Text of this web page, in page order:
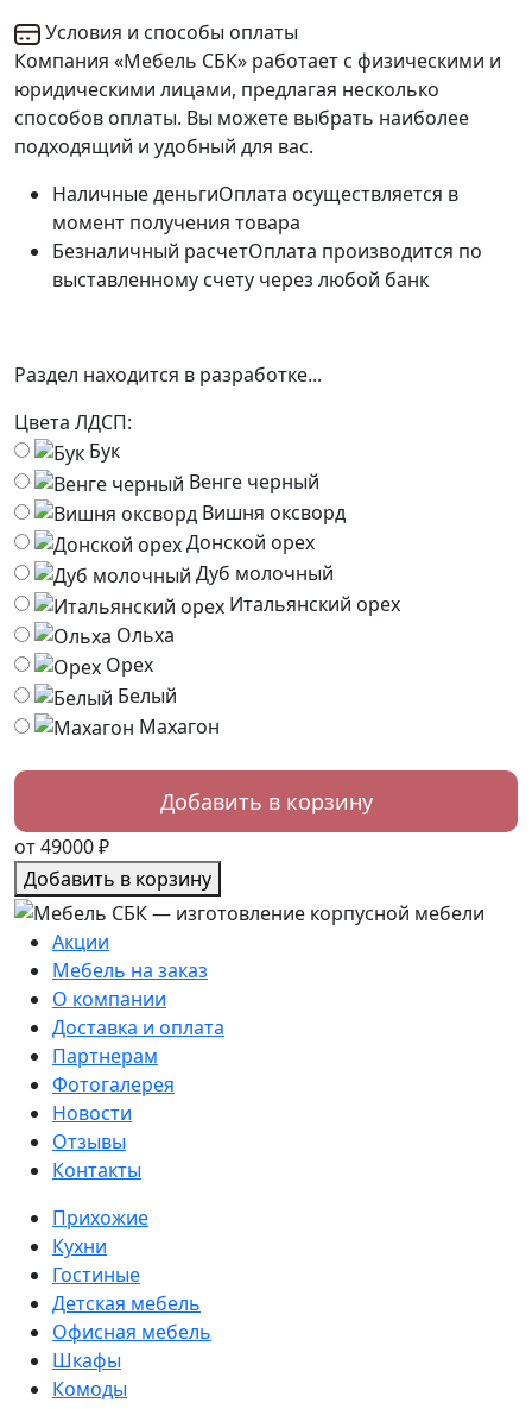
Условия и способы оплаты
Компания «Мебель СБК» работает с физическими и
юридическими лицами, предлагая несколько
способов оплаты. Вы можете выбрать наиболее
подходящий и удобный для вас.
Наличные деньгиОплата осуществляется в
момент получения товара
Безналичный расчетОплата производится по
выставленному счету через любой банк
Раздел находится в разработке...
Цвета ЛДСП:
Бук
Венге черный
Вишня оксворд
Донской орех
Дуб молочный
Итальянский орех
Ольха
Орех
Белый
Махагон
от 49000 ₽
Добавить в корзину
Акции
Мебель на заказ
О компании
Доставка и оплата
Партнерам
Фотогалерея
Новости
Отзывы
Контакты
Прихожие
Кухни
Гостиные
Детская мебель
Офисная мебель
Шкафы
Комоды